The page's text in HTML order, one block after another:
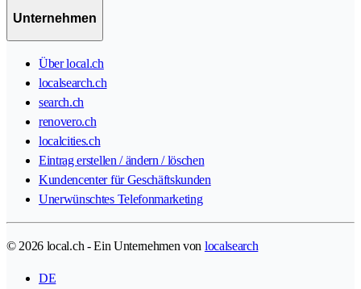
Unternehmen
Über local.ch
localsearch.ch
search.ch
renovero.ch
localcities.ch
Eintrag erstellen / ändern / löschen
Kundencenter für Geschäftskunden
Unerwünschtes Telefonmarketing
© 2026 local.ch - Ein Unternehmen von localsearch
DE